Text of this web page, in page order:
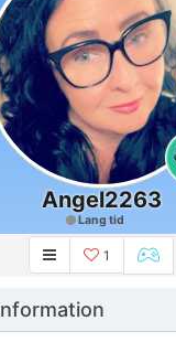
Angel2263
Lang tid
1